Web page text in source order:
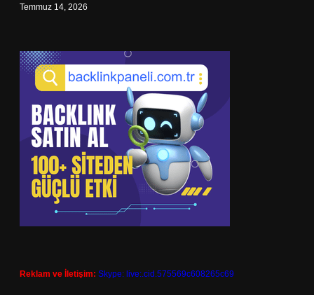
Temmuz 14, 2026
Reklam ve İletişim: Skype: live:.cid.575569c608265c69